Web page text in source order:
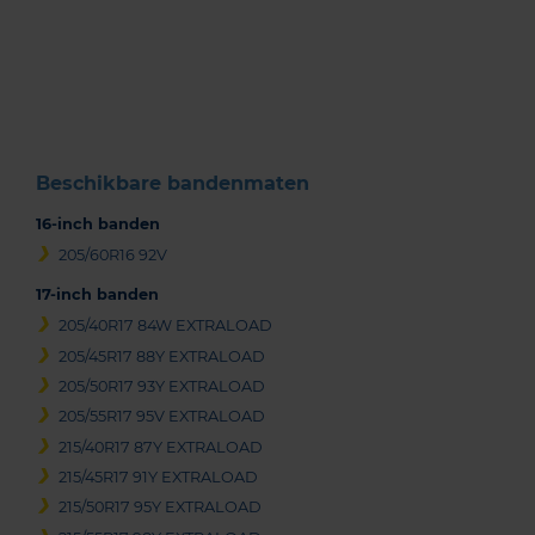
Beschikbare bandenmaten
16-inch banden
205/60R16 92V
17-inch banden
205/40R17 84W EXTRALOAD
205/45R17 88Y EXTRALOAD
205/50R17 93Y EXTRALOAD
205/55R17 95V EXTRALOAD
215/40R17 87Y EXTRALOAD
215/45R17 91Y EXTRALOAD
215/50R17 95Y EXTRALOAD